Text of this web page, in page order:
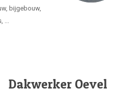
bijgebouw,
...
Dakwerker Oevel